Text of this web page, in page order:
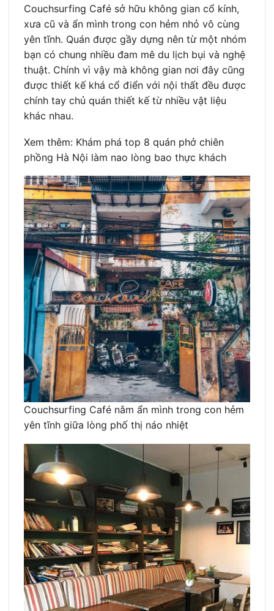
Couchsurfing Café sở hữu không gian cổ kính,
xưa cũ và ẩn mình trong con hẻm nhỏ vô cùng
yên tĩnh. Quán được gầy dựng nên từ một nhóm
bạn có chung nhiều đam mê du lịch bụi và nghệ
thuật. Chính vì vậy mà không gian nơi đây cũng
được thiết kế khá cổ điển với nội thất đều được
chính tay chủ quán thiết kế từ nhiều vật liệu
khác nhau.
Xem thêm: Khám phá top 8 quán phở chiên
phồng Hà Nội làm nao lòng bao thực khách
Couchsurfing Café nằm ẩn mình trong con hẻm
yên tĩnh giữa lòng phố thị náo nhiệt